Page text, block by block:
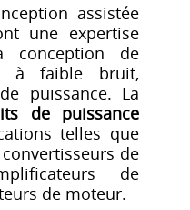
assistée
une expertise
conception de
à faible bruit,
puissance. La
de puissance
telles que
de
de
de moteur.